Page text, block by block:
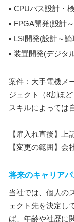
CPUバス設計・
FPGA開発(設計
LSI開発(設計～
装置開発(デジタ
案件：大手電機メ
ジェクト（8割ほど
スキルによっては
【雇入れ直後】上
【変更の範囲】会
将来のキャリアパ
当社では、個人の
ェクト先を決定し
ば、年齢や社歴に